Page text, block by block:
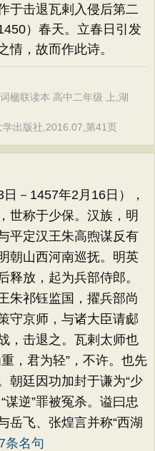
于击退瓦剌入侵后第二
）春天。立春日引发
情，故而作此诗。
楹联读本 高中二年级 上,湖
出版社,2016.07,第41页
－1457年2月16日），
世称于少保。汉族，明
平定汉王朱高煦谋反有
朝山西河南巡抚。明英
释放，起为兵部侍郎。
朱祁钰监国，擢兵部尚
守京师，与诸大臣请郕
，击退之。瓦剌太师也
，君为轻”，不许。也先
朝廷因功加封于谦为“少
谋逆”罪被冤杀。谥曰忠
岳飞、张煌言并称“西湖
条名句